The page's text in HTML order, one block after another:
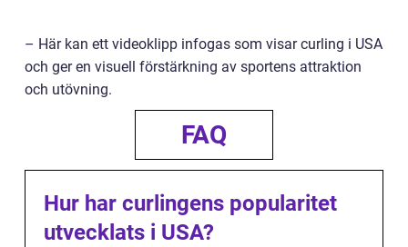
– Här kan ett videoklipp infogas som visar curling i USA
och ger en visuell förstärkning av sportens attraktion
och utövning.
FAQ
Hur har curlingens popularitet
utvecklats i USA?